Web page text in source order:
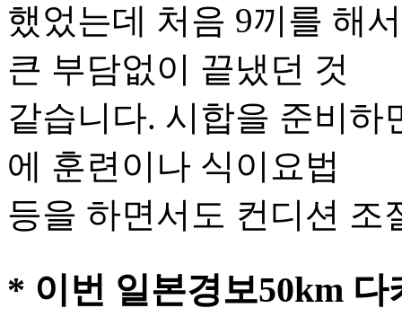
했었는데 처음 9끼를 해
큰 부담없이 끝냈던 것
같습니다. 시합을 준비하
에 훈련이나 식이요법
등을 하면서도 컨디션 조
* 이번 일본경보50km